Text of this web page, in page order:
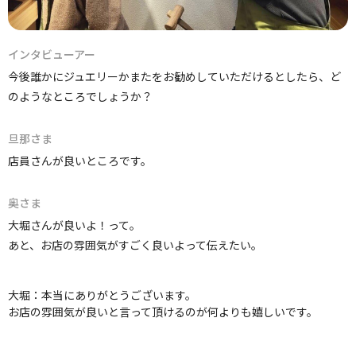
インタビューアー
今後誰かにジュエリーかまたをお勧めしていただけるとしたら、ど
のようなところでしょうか？
旦那さま
店員さんが良いところです。
奥さま
大堀さんが良いよ！って。
あと、お店の雰囲気がすごく良いよって伝えたい。
大堀：本当にありがとうございます。
お店の雰囲気が良いと言って頂けるのが何よりも嬉しいです。